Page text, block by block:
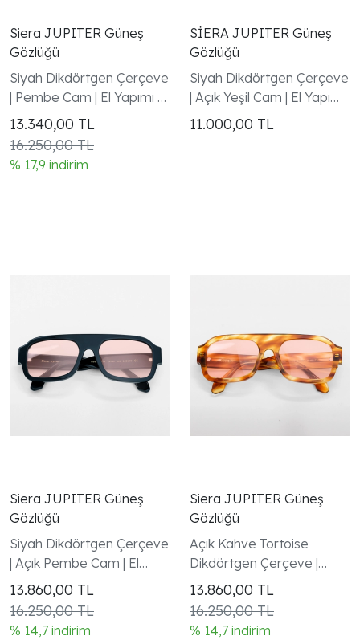
Siera JUPITER Güneş
Gözlüğü
Siyah Dikdörtgen Çerçeve
| Pembe Cam | El Yapımı -
Handmade in Italy |
UV400 | Garanti Dahil
13.340,00 TL
16.250,00 TL
% 17,9 indirim
SİERA JUPITER Güneş
Gözlüğü
Siyah Dikdörtgen Çerçeve
| Açık Yeşil Cam | El Yapımı
- Handmade in Italy |
UV400 | Garanti Dahil
11.000,00 TL
Siera JUPITER Güneş
Gözlüğü
Siyah Dikdörtgen Çerçeve
| Açık Pembe Cam | El
Yapımı - Handmade in
Italy | UV400 | Garanti
Dahil
13.860,00 TL
16.250,00 TL
% 14,7 indirim
Siera JUPITER Güneş
Gözlüğü
Açık Kahve Tortoise
Dikdörtgen Çerçeve |
Pembe Cam | El Yapımı -
Handmade in Italy |
UV400 | Garanti Dahil
13.860,00 TL
16.250,00 TL
% 14,7 indirim